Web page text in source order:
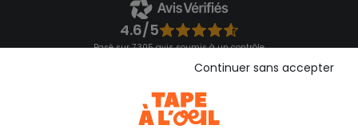
4.6/5
Basé sur 7 305 avis soumis à un contrôle
Consulter les CGUContinuer sans accepter